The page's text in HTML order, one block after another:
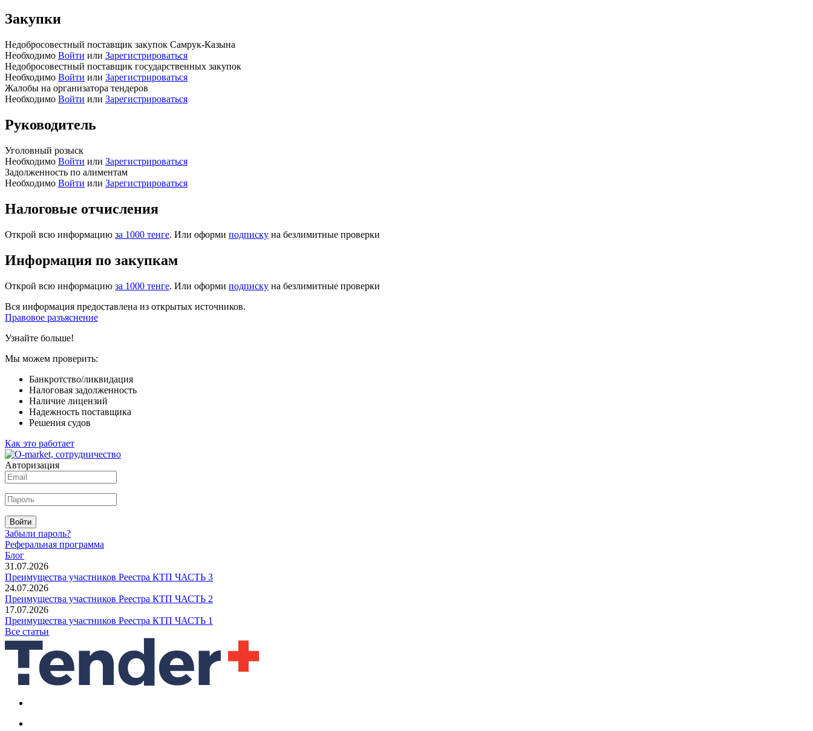
Закупки
Недобросовестный поставщик закупок Самрук-Казына
Необходимо Войти или Зарегистрироваться
Недобросовестный поставщик государственных закупок
Необходимо Войти или Зарегистрироваться
Жалобы на организатора тендеров
Необходимо Войти или Зарегистрироваться
Руководитель
Уголовный розыск
Необходимо Войти или Зарегистрироваться
Задолженность по алиментам
Необходимо Войти или Зарегистрироваться
Налоговые отчисления
Открой всю информацию за 1000 тенге. Или оформи подписку на безлимитные проверки
Информация по закупкам
Открой всю информацию за 1000 тенге. Или оформи подписку на безлимитные проверки
Вся информация предоставлена из открытых источников.
Правовое разъяснение
Узнайте больше!
Мы можем проверить:
Банкротство/ликвидация
Налоговая задолженность
Наличие лицензий
Надежность поставщика
Решения судов
Как это работает
Авторизация
Войти
Забыли пароль?
Реферальная программа
Блог
31.07.2026
Преимущества участников Реестра КТП ЧАСТЬ 3
24.07.2026
Преимущества участников Реестра КТП ЧАСТЬ 2
17.07.2026
Преимущества участников Реестра КТП ЧАСТЬ 1
Все статьи